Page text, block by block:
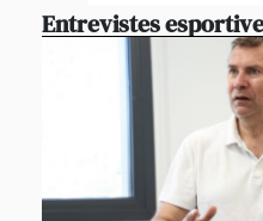
Entrevistes